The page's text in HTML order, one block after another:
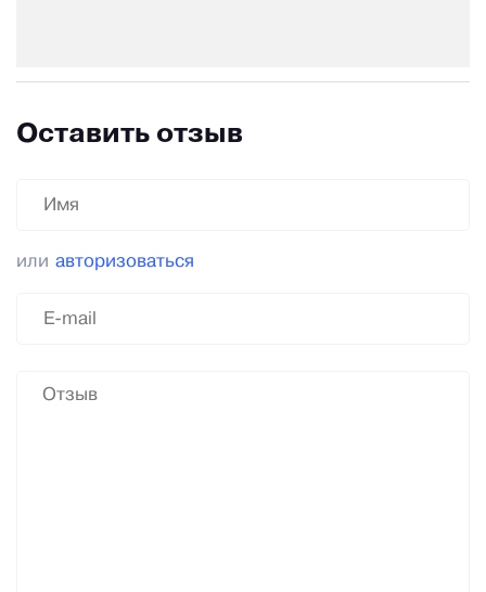
Оставить отзыв
или авторизоваться